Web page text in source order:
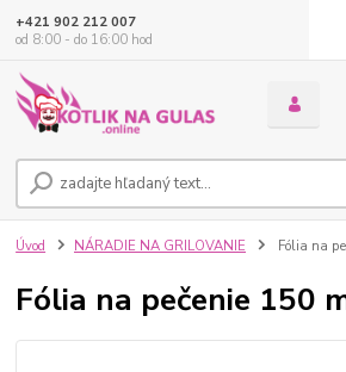
+421 902 212 007
od 8:00 - do 16:00 hod
Úvod NÁRADIE NA GRILOVANIE Fólia na
Fólia na pečenie 150